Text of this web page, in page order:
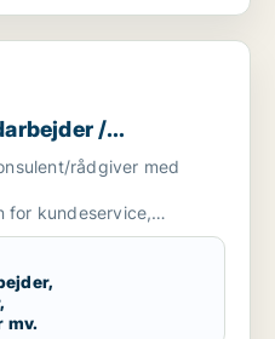
/
/
/
/ administrativ
rådgiver med
for kundeservice,
klage og
at skabe tryghed,
og levere høj
mv.